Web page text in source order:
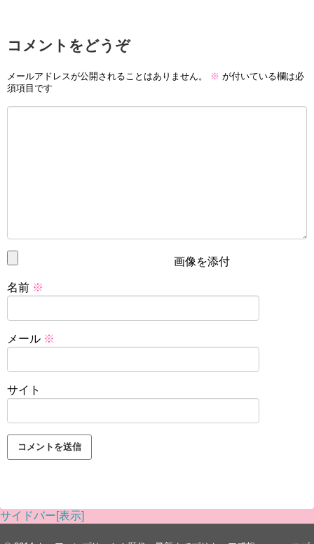
スポンサーリンク
コメントをどうぞ
メールアドレスが公開されることはありません。 ※ が付いている欄は必
須項目です
画像を添付
名前 ※
メール ※
サイト
サイドバー[表示]